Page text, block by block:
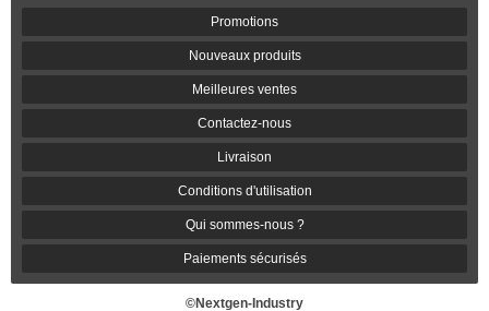
Promotions
Nouveaux produits
Meilleures ventes
Contactez-nous
Livraison
Conditions d'utilisation
Qui sommes-nous ?
Paiements sécurisés
©Nextgen-Industry